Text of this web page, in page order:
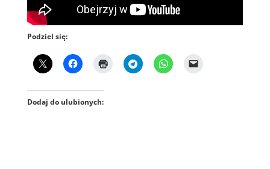
Podziel się:
Dodaj do ulubionych: